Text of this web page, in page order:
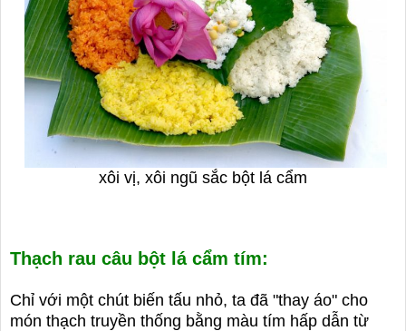
xôi vị, xôi ngũ sắc bột lá cẩm
Thạch rau câu bột lá cẩm tím:
Chỉ với một chút biến tấu nhỏ, ta đã "thay áo" cho
món thạch truyền thống bằng màu tím hấp dẫn từ